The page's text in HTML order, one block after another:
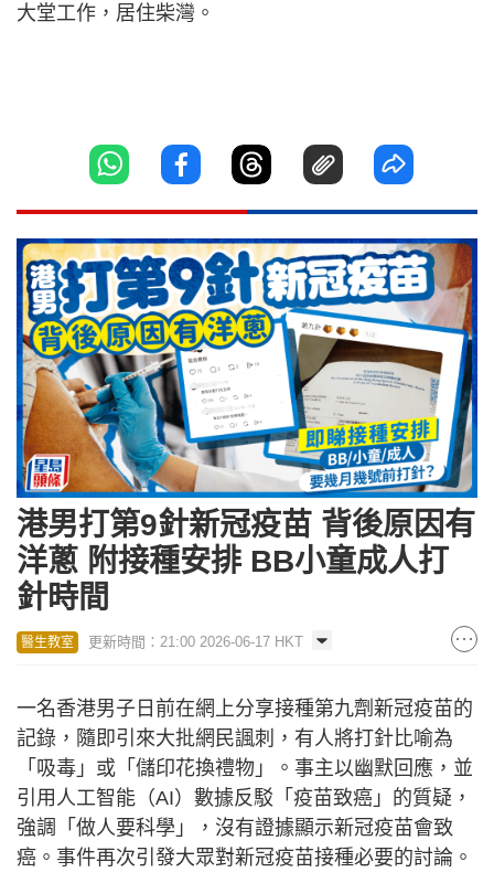
大堂工作，居住柴灣。
港男打第9針新冠疫苗 背後原因有
洋蔥 附接種安排 BB小童成人打
針時間
醫生教室 更新時間：21:00 2026-06-17 HKT
一名香港男子日前在網上分享接種第九劑新冠疫苗的
記錄，隨即引來大批網民諷刺，有人將打針比喻為
「吸毒」或「儲印花換禮物」。事主以幽默回應，並
引用人工智能（AI）數據反駁「疫苗致癌」的質疑，
強調「做人要科學」，沒有證據顯示新冠疫苗會致
癌。事件再次引發大眾對新冠疫苗接種必要的討論。